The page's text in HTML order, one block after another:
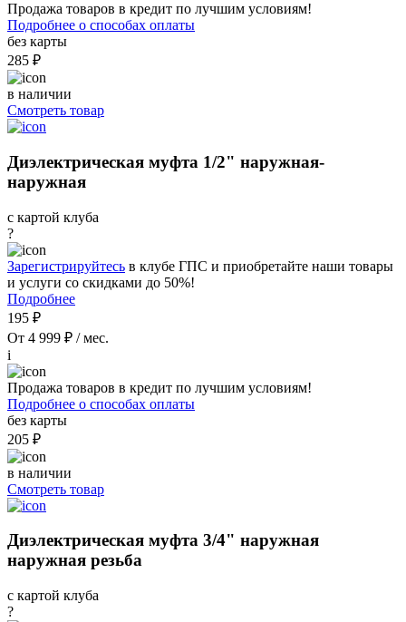
Продажа товаров в кредит по лучшим условиям!
Подробнее о способах оплаты
без карты
285 ₽
в наличии
Смотреть товар
Диэлектрическая муфта 1/2" наружная-
наружная
с картой клуба
?
Зарегистрируйтесь в клубе ГПС и приобретайте наши товары
и услуги со скидками до 50%!
Подробнее
195 ₽
От 4 999 ₽ / мес.
i
Продажа товаров в кредит по лучшим условиям!
Подробнее о способах оплаты
без карты
205 ₽
в наличии
Смотреть товар
Диэлектрическая муфта 3/4" наружная
наружная резьба
с картой клуба
?